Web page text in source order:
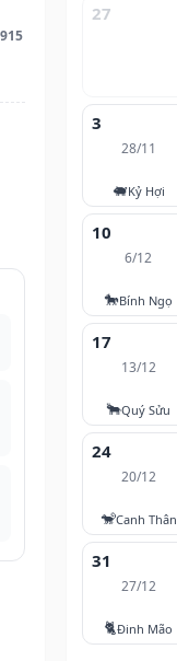
27
3
28/11
🐖Kỷ Hợi
10
6/12
🐎Bính Ngọ
17
13/12
🐂Quý Sửu
24
20/12
🐒Canh Thân
31
27/12
🐈Đinh Mão